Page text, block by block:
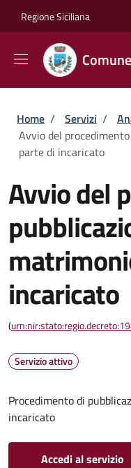
Regione Siciliana
Briciole di
Home / Servizi /
Avvio del
parte di incaricato
Avvio del
incaricato
(
Servizio attivo
Procedimento di
incaricato
Accedi al servizio